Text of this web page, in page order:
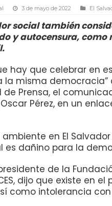
3 de mayo de 2022 El
social también
y autocensura, como
hay que celebrar en
la misma democracia”
de Prensa, el
Pérez, en un
en El
es dañino para la
de la
dijo que existe en
como intolerancia